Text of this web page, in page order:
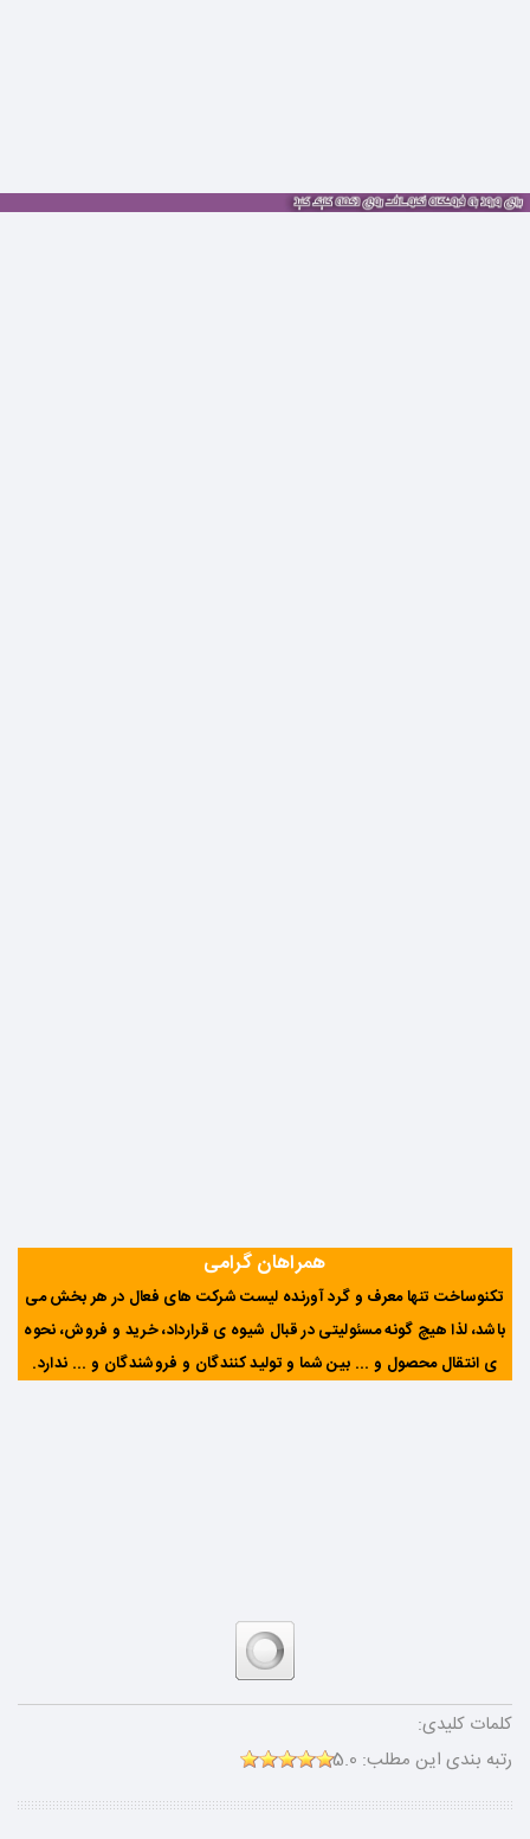
همراهان گرامی
تکنوساخت تنها معرف و گرد آورنده لیست شرکت های فعال در هر بخش می
باشد، لذا هیچ گونه مسئولیتی در قبال شیوه ی قرارداد، خرید و فروش، نحوه
ی انتقال محصول و ... بین شما و تولید کنندگان و فروشندگان و ... ندارد.
کلمات کلیدی:
رتبه بندی این مطلب: 5.0